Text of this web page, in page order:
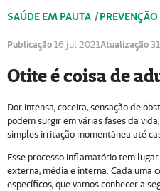
SAÚDE EM PAUTA /
Publicação16 jul 2021Atualização
Otite é coisa de
Dor intensa, coceira, sensação de
podem surgir em várias fases da
simples irritação momentânea até
Esse processo inflamatório tem
externa, média e interna. Cada uma
específicos, que vamos conhecer a